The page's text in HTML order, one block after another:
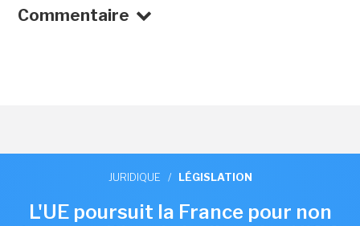
Commentaire
JURIDIQUE / LÉGISLATION
L'UE poursuit la France pour non